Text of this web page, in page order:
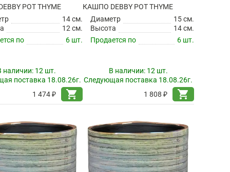
POT THYME
14 см.
12 см.
по
6 шт.
наличии: 12 шт.
поставка 18.08.26г.
1 474 ₽
shopping_cart
КАШПО DEBBY POT THYME
Диаметр
15 см.
Высота
14 см.
Продается по
6 шт.
В наличии: 12 шт.
Следующая поставка 18.08.26г.
1 808 ₽
shopping_cart